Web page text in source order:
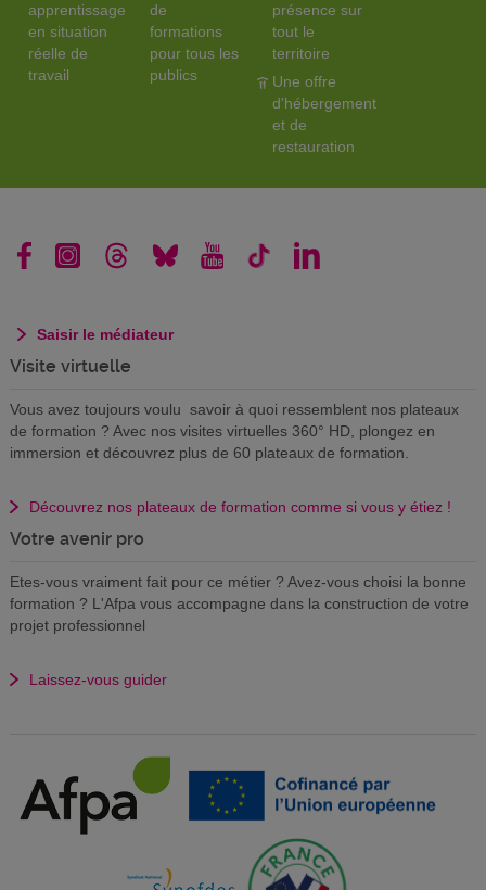
apprentissage
en situation
réelle de
travail
de
formations
pour tous les
publics
présence sur
tout le
territoire
Une offre
d'hébergement
et de
restauration
Saisir le médiateur
Visite virtuelle
Vous avez toujours voulu savoir à quoi ressemblent nos plateaux
de formation ? Avec nos visites virtuelles 360° HD, plongez en
immersion et découvrez plus de 60 plateaux de formation.
Découvrez nos plateaux de formation comme si vous y étiez !
Votre avenir pro
Etes-vous vraiment fait pour ce métier ? Avez-vous choisi la bonne
formation ? L'Afpa vous accompagne dans la construction de votre
projet professionnel
Laissez-vous guider